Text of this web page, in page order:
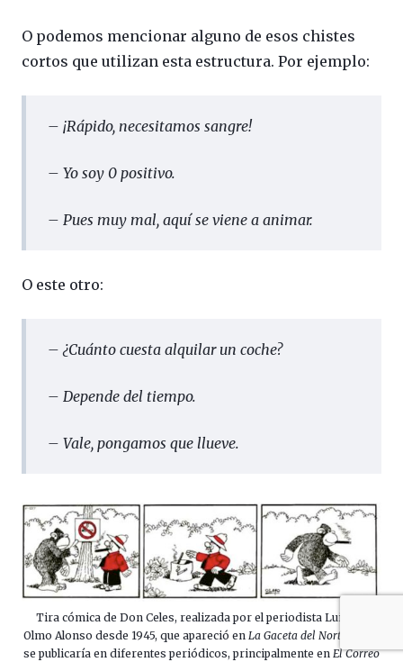
O podemos mencionar alguno de esos chistes
cortos que utilizan esta estructura. Por ejemplo:
– ¡Rápido, necesitamos sangre!
– Yo soy 0 positivo.
– Pues muy mal, aquí se viene a animar.
O este otro:
– ¿Cuánto cuesta alquilar un coche?
– Depende del tiempo.
– Vale, pongamos que llueve.
Tira cómica de Don Celes, realizada por el periodista Luis del
Olmo Alonso desde 1945, que apareció en La Gaceta del Norte
se publicaría en diferentes periódicos, principalmente en El Correo